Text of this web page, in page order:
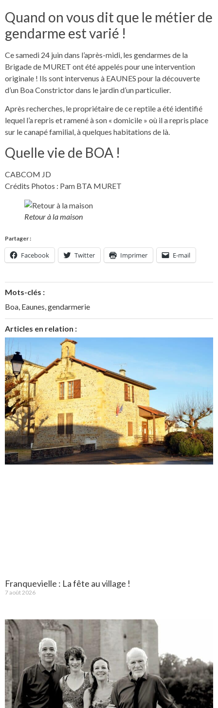
Quand on vous dit que le métier de
gendarme est varié !
Ce samedi 24 juin dans l’après-midi, les gendarmes de la
Brigade de MURET ont été appelés pour une intervention
originale ! Ils sont intervenus à EAUNES pour la découverte
d’un Boa Constrictor dans le jardin d’un particulier.
Après recherches, le propriétaire de ce reptile a été identifié
lequel l’a repris et ramené à son « domicile » où il a repris place
sur le canapé familial, à quelques habitations de là.
Quelle vie de BOA !
CABCOM JD
Crédits Photos : Pam BTA MURET
Retour à la maison
Partager :
Facebook Twitter Imprimer E-mail
Mots-clés :
Boa, Eaunes,gendarmerie
Articles en relation :
Franquevielle : La fête au village !
7 août 2026